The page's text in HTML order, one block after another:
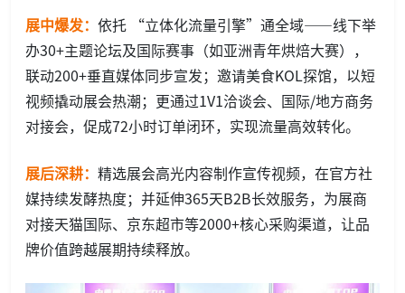
展中爆发： 依托 “立体化流量引擎”通全域——线下举
办30+主题论坛及国际赛事（如亚洲青年烘焙大赛），
联动200+垂直媒体同步宣发；邀请美食KOL探馆，以短
视频撬动展会热潮；更通过1V1洽谈会、国际/地方商务
对接会，促成72小时订单闭环，实现流量高效转化。
展后深耕： 精选展会高光内容制作宣传视频，在官方社
媒持续发酵热度；并延伸365天B2B长效服务，为展商
对接天猫国际、京东超市等2000+核心采购渠道，让品
牌价值跨越展期持续释放。